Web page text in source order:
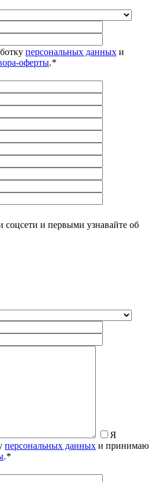
персональных данных и
оферты.*
и первыми узнавайте об
Я
персональных данных и принимаю
.*